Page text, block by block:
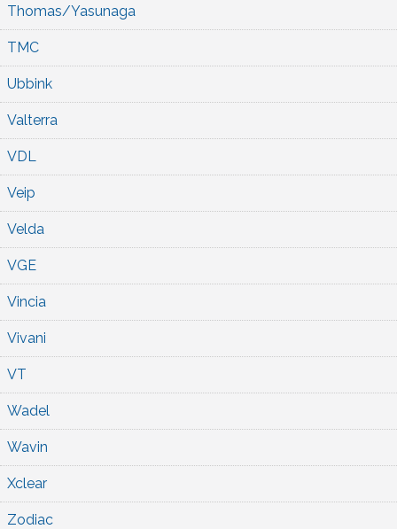
Thomas/Yasunaga
TMC
Ubbink
Valterra
VDL
Veip
Velda
VGE
Vincia
Vivani
VT
Wadel
Wavin
Xclear
Zodiac